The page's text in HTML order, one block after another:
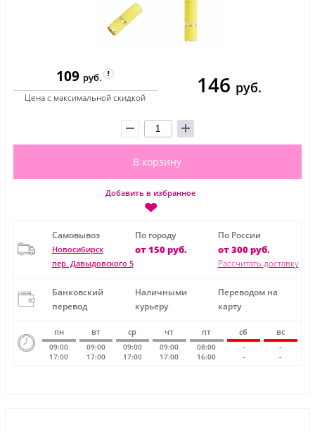
109 руб.
Цена с максимальной скидкой 146 руб.
В корзину
Добавить в избранное
❤
Самовывоз
Новосибирск
пер. Давыдовского 5
По городу
от 150 руб.
По России
от 300 руб.
Рассчитать доставку
Банковский
перевод
Наличными
курьеру
Переводом на
карту
пн вт ср чт пт сб вс
09:00
17:00
09:00
17:00
09:00
17:00
09:00
17:00
08:00
16:00
-
-
-
-